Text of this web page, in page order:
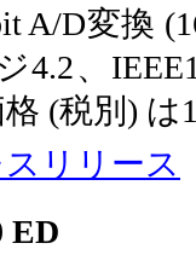
A/D変換
4.2、
(税別) は
リリース
ED